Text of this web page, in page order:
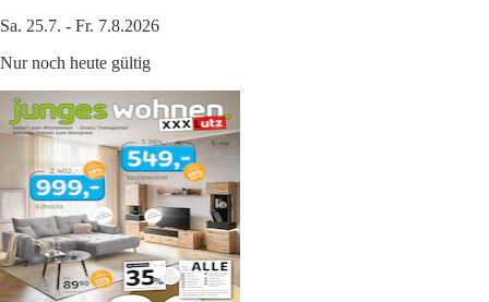
Sa. 25.7. - Fr. 7.8.2026
Nur noch heute gültig